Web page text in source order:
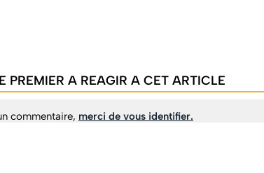
PREMIER A REAGIR A CET ARTICLE
commentaire, merci de vous identifier.